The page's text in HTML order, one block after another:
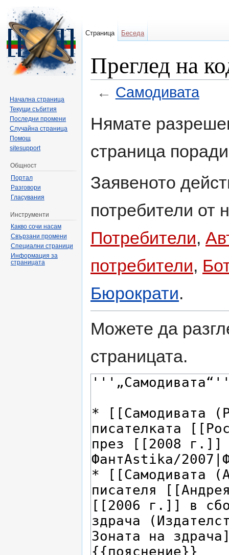
Преглед на
← Самодивата
Нямате
страница
Заявеното
потребители от
Потребители,
потребители,
Бюрократи.
Можете да
страницата.
Страница Беседа
Начална страница
Текущи събития
Последни промени
Случайна страница
Помощ
sitesupport
Общност
Портал
Разговори
Гласувания
Инструменти
Какво сочи насам
Свързани промени
Специални страници
Информация за
страницата